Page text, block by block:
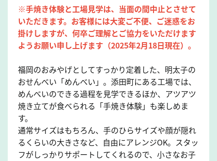
※手焼き体験と工場見学は、当面の間中止とさせて
いただきます。お客様には大変ご不便、ご迷惑をお
掛けしますが、何卒ご理解とご協力をいただけます
ようお願い申し上げます（2025年2月18日現在）。
福岡のおみやげとしてすっかり定着した、明太子の
おせんべい「めんべい」。添田町にある工場では、
めんべいのできる過程を見学できるほか、アツアツ
焼き立てが食べられる「手焼き体験」も楽しめま
す。
通常サイズはもちろん、手のひらサイズや顔が隠れ
るくらいの大きさなど、自由にアレンジOK。スタッ
フがしっかりサポートしてくれるので、小さなお子